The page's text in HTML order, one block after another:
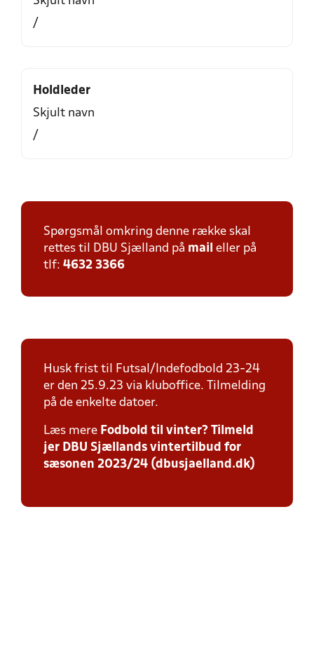
/
Holdleder
Skjult navn
/
Spørgsmål omkring denne række skal
rettes til DBU Sjælland på mail eller på
tlf: 4632 3366
Husk frist til Futsal/Indefodbold 23-24
er den 25.9.23 via kluboffice. Tilmelding
på de enkelte datoer.
Læs mere Fodbold til vinter? Tilmeld
jer DBU Sjællands vintertilbud for
sæsonen 2023/24 (dbusjaelland.dk)